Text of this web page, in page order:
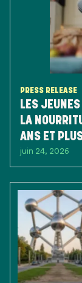
PRESS RELEASE
LES
LA
ANS ET
juin 24, 2026